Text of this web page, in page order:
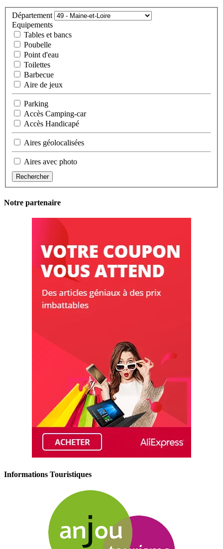
Département
Equipements
Tables et bancs
Poubelle
Point d'eau
Toilettes
Barbecue
Aire de jeux
Parking
Accès Camping-car
Accès Handicapé
Aires géolocalisées
Aires avec photo
Rechercher
Notre partenaire
Informations Touristiques